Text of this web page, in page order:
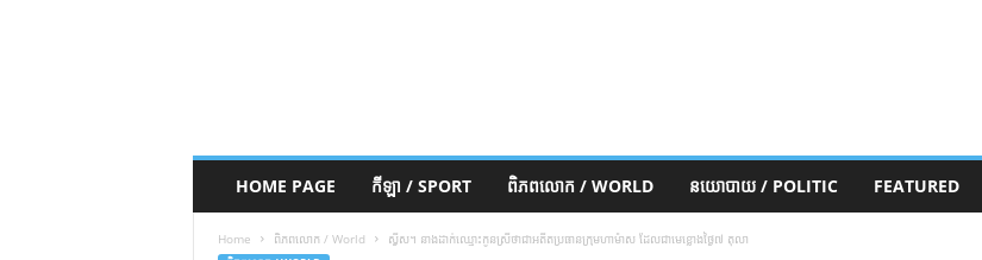
HOME PAGE កីឡា / SPORT ពិភពលោក / WORLD នយោបាយ / POLITIC FEATURED
Home ពិភពលោក / World ស្វីស។ នាង​ដាក់​ឈ្មោះ​កូន​ស្រី​ថា​ជា​អតីត​ប្រធាន​ក្រុម​ហាម៉ាស ដែល​ជា​មេខ្លោង​ថ្ងៃ​៧ តុលា